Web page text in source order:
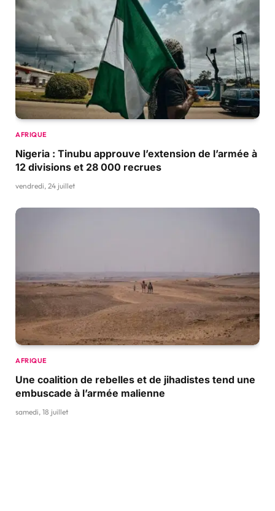
AFRIQUE
Nigeria : Tinubu approuve l’extension de l’armée à
12 divisions et 28 000 recrues
vendredi, 24 juillet
AFRIQUE
Une coalition de rebelles et de jihadistes tend une
embuscade à l’armée malienne
samedi, 18 juillet